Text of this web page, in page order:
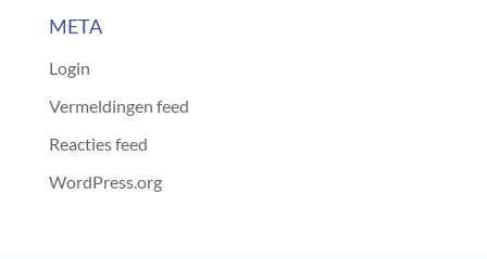
META
Login
Vermeldingen feed
Reacties feed
WordPress.org